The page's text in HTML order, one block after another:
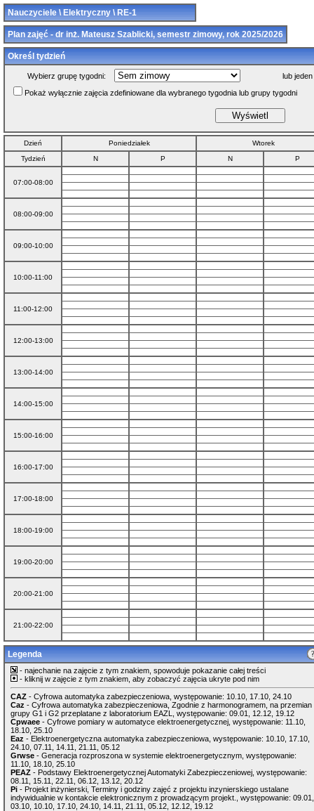
Nauczyciele \ Elektryczny \ RE-1
Plan zajęć - dr inż. Mateusz Szablicki, semestr zimowy, rok 2025/2026
Określ tydzień
Wybierz grupę tygodni:
lub
Pokaż wyłącznie zajęcia zdefiniowane dla wybranego tygodnia lub grupy tygodni
Dzień Poniedziałek
Wtorek
Tydzień
N P N P
07:00-08:00
08:00-09:00
09:00-10:00
10:00-11:00
11:00-12:00
12:00-13:00
13:00-14:00
14:00-15:00
15:00-16:00
16:00-17:00
17:00-18:00
18:00-19:00
19:00-20:00
20:00-21:00
21:00-22:00
Legenda
- najechanie na zajęcie z tym znakiem, spowoduje pokazanie całej treści
- kliknij w zajęcie z tym znakiem, aby zobaczyć zajęcia ukryte pod nim
CAZ - Cyfrowa automatyka zabezpieczeniowa, występowanie: 10.10, 17.10, 24.10
Caz - Cyfrowa automatyka zabezpieczeniowa, Zgodnie z harmonogramem, na przemian
grupy G1 i G2 przeplatane z laboratorium EAZL, występowanie: 09.01, 12.12, 19.12
Cpwaee - Cyfrowe pomiary w automatyce elektroenergetycznej, występowanie: 11.10,
18.10, 25.10
Eaz - Elektroenergetyczna automatyka zabezpieczeniowa, występowanie: 10.10, 17.10,
24.10, 07.11, 14.11, 21.11, 05.12
Grwse - Generacja rozproszona w systemie elektroenergetycznym, występowanie:
11.10, 18.10, 25.10
PEAZ - Podstawy Elektroenergetycznej Automatyki Zabezpieczeniowej, występowanie:
08.11, 15.11, 22.11, 06.12, 13.12, 20.12
Pi - Projekt inżynierski, Terminy i godziny zajęć z projektu inzynierskiego ustalane
indywidualnie w kontakcie elektronicznym z prowadzącym projekt., występowanie: 09.01,
03.10, 10.10, 17.10, 24.10, 14.11, 21.11, 05.12, 12.12, 19.12